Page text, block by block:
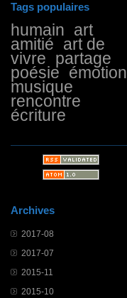
Tags populaires
humain art
amitié art de
vivre partage
poésie émotion
musique
rencontre
écriture
Archives
2017-08
2017-07
2015-11
2015-10